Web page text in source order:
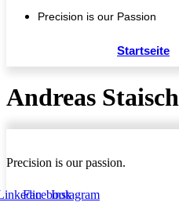
Precision is our Passion
Startseite
Andreas Staisch
Precision is our passion.
FacebookInstagram